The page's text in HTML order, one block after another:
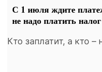
С 1 июля ждите
не надо платить
Кто заплатит, а кто –